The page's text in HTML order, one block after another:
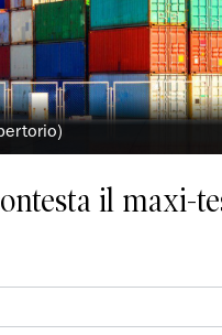
il maxi-